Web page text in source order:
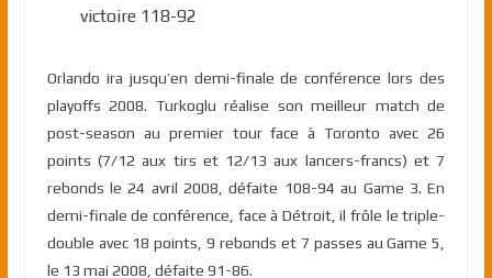
victoire 118-92
Orlando ira jusqu’en demi-finale de conférence lors des
playoffs 2008. Turkoglu réalise son meilleur match de
post-season au premier tour face à Toronto avec 26
points (7/12 aux tirs et 12/13 aux lancers-francs) et 7
rebonds le 24 avril 2008, défaite 108-94 au Game 3. En
demi-finale de conférence, face à Détroit, il frôle le triple-
double avec 18 points, 9 rebonds et 7 passes au Game 5,
le 13 mai 2008, défaite 91-86.